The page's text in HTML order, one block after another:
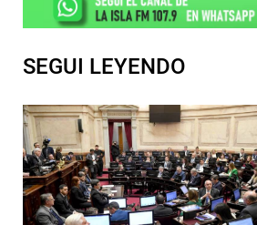
SEGUI LEYENDO